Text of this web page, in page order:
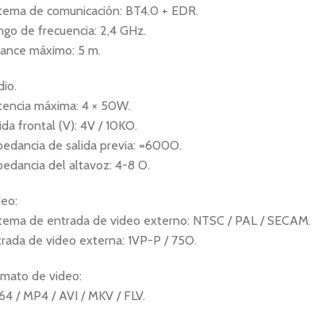
de comunicación: BT4.0 + EDR.
de frecuencia: 2,4 GHz.
máximo: 5 m.
máxima: 4 × 50W.
frontal (V): 4V / 10KO.
de salida previa: =600O.
del altavoz: 4-8 O.
de entrada de video externo: NTSC / PAL / SECAM.
de video externa: 1VP-P / 75O.
de video:
/ MP4 / AVI / MKV / FLV.